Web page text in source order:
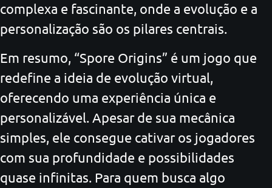
complexa e fascinante, onde a evolução e a
personalização são os pilares centrais.
Em resumo, “Spore Origins” é um jogo que
redefine a ideia de evolução virtual,
oferecendo uma experiência única e
personalizável. Apesar de sua mecânica
simples, ele consegue cativar os jogadores
com sua profundidade e possibilidades
quase infinitas. Para quem busca algo